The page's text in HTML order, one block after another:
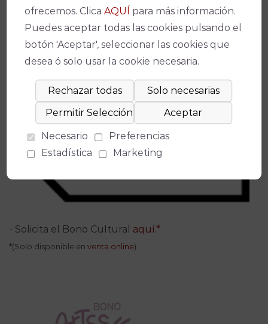
- Solicita el Bono Cultural aquí.*
*(Solo disponible enventa online)
ofrecemos. ClicaAQUÍ
para más información.
Puedes aceptar todas las cookies pulsando el
botón 'Aceptar', seleccionar las cookies que
desea ó solo usar la cookie necesaria.
Necesario
Preferencias
Estadística
Marketing